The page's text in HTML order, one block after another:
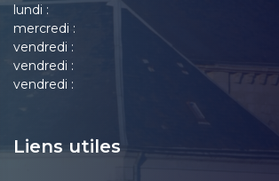
lundi :
mercredi :
vendredi :
vendredi :
vendredi :
Liens utiles